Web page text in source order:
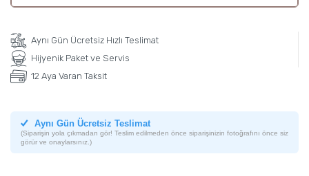
Aynı Gün Ücretsiz Hızlı Teslimat
Hijyenik Paket ve Servis
12 Aya Varan Taksit
Aynı Gün Ücretsiz Teslimat
(Siparişin yola çıkmadan gör! Teslim edilmeden önce siparişinizin fotoğrafını önce siz
görür ve onaylarsınız.)